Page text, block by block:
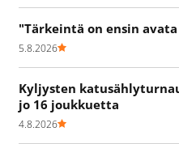
"Tärkeintä on ensin
5.8.2026
Kyljysten
jo 16 joukkuetta
4.8.2026